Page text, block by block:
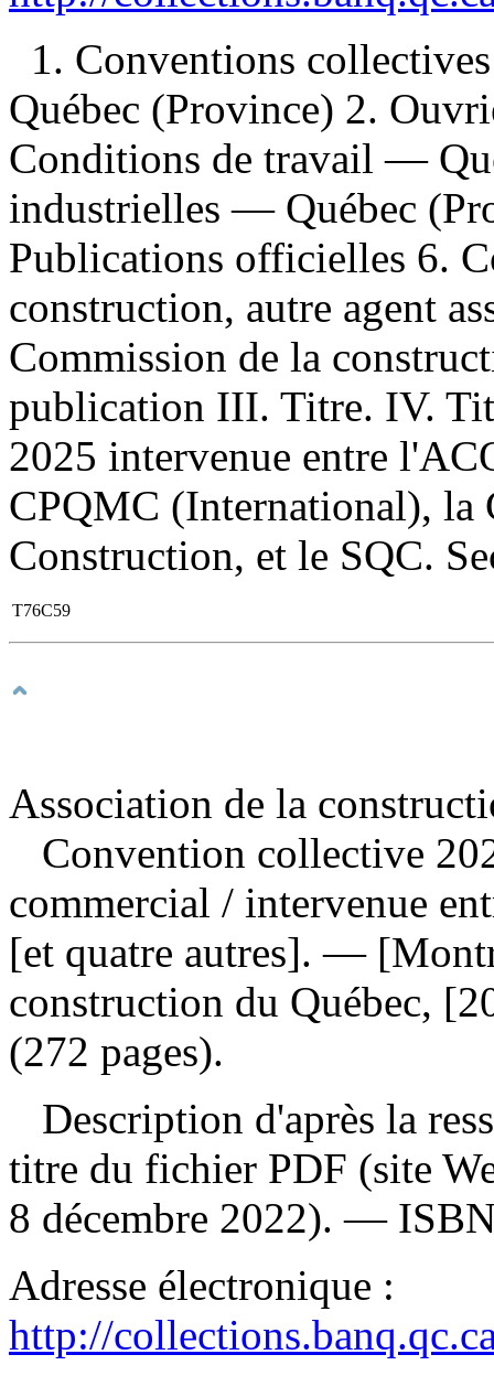
1. Conventions
Québec (Province) 2.
Conditions de travail —
industrielles — Québec
Publications officielles 6.
construction, autre agent
Commission de la
publication III. Titre. IV.
2025 intervenue entre
CPQMC (International), la
Construction, et le SQC.
T76C59
Association de la
Convention collective
commercial / intervenue
[et quatre autres]. —
construction du Québec,
(272 pages).
Description d'après la
titre du fichier PDF (site
8 décembre 2022). —
Adresse électronique :
http://